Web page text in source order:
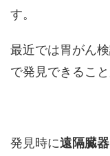
す。
最近では胃がん
で発見できるこ
発見時に遠隔臓